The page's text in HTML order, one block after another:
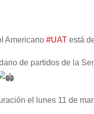
Americano #UAT está
de partidos de la
el lunes 11 de